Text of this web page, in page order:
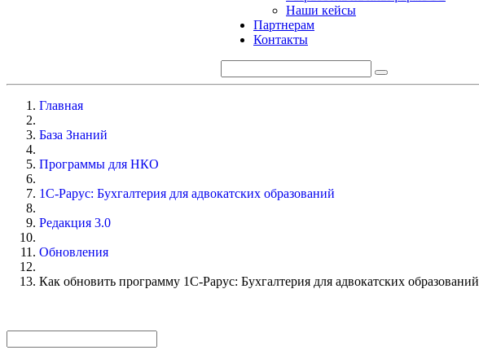
Наши кейсы
Партнерам
Контакты
Главная
База Знаний
Программы для НКО
1С-Рарус: Бухгалтерия для адвокатских образований
Редакция 3.0
Обновления
Как обновить программу 1С-Рарус: Бухгалтерия для адвокатских образований